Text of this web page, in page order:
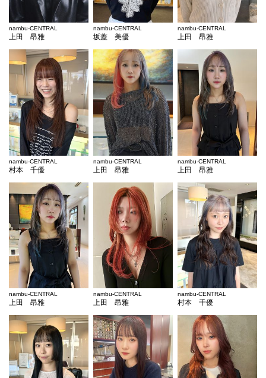
nambu-CENTRAL
上田 昂雅
nambu-CENTRAL
坂蓋 美優
nambu-CENTRAL
上田 昂雅
nambu-CENTRAL
村本 千優
nambu-CENTRAL
上田 昂雅
nambu-CENTRAL
上田 昂雅
nambu-CENTRAL
上田 昂雅
nambu-CENTRAL
上田 昂雅
nambu-CENTRAL
村本 千優